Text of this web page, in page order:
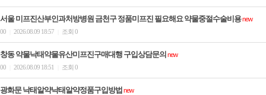
서울 미프진산부인과처방병원 금천구 정품미프진 필요해요 약물중절수술비용new
00
2026.08.09 18:57 조회 0
창동 약물낙태약물유산미프진구매대행 구입상담문의 new
00
2026.08.09 18:51 조회 0
광화문 낙태알약낙태알약정품구입방법 new